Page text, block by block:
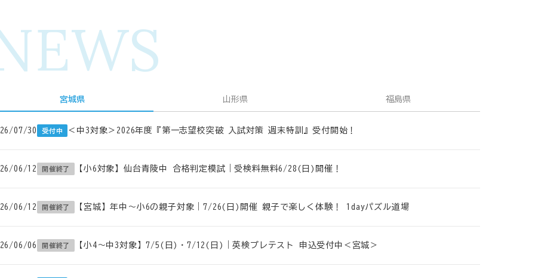
宮城県 山形県 福島県
07/30 受付中 ＜中3対象＞2026年度『第一志望校突破 入試対策 週末特訓』受付開始！
06/12 開催終了 【小6対象】仙台青陵中 合格判定模試｜受検料無料6/28(日)開催！
06/12 開催終了 【宮城】年中～小6の親子対象｜7/26(日)開催 親子で楽しく体験！ 1dayパズル道場
06/06 開催終了 【小4～中3対象】7/5(日)・7/12(日)｜英検プレテスト 申込受付中＜宮城＞